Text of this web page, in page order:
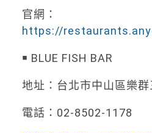
官網：
https://
￭ BLUE FISH BAR
地址：台北市中山區樂
電話：02-8502-1178